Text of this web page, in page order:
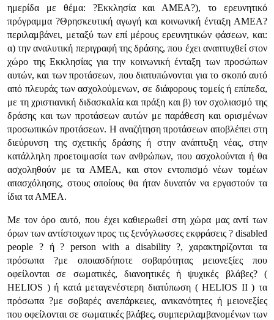
ημερίδα με θέμα: ?Εκκλησία και ΑΜΕΑ?), το ερευνητικό
πρόγραμμα ?Θρησκευτική αγωγή και κοινωνική ένταξη ΑΜΕΑ?
περιλαμβάνει, μεταξύ των επί μέρους ερευνητικών φάσεων, και:
α) την αναλυτική περιγραφή της δράσης, που έχει αναπτυχθεί στον
χώρο της Εκκλησίας για την κοινωνική ένταξη των προσώπων
αυτών, και των προτάσεων, που διατυπώνονται για το σκοπό αυτό
από πλευράς των ασχολούμενων, σε διάφορους τομείς ή επίπεδα,
με τη χριστιανική διδασκαλία και πράξη και β) τον σχολιασμό της
δράσης και των προτάσεων αυτών με παράθεση και ορισμένων
προσωπικών προτάσεων. Η αναζήτηση προτάσεων αποβλέπει στη
διεύρυνση της σχετικής δράσης ή στην ανάπτυξη νέας, στην
κατάλληλη προετοιμασία των ανθρώπων, που ασχολούνται ή θα
ασχοληθούν με τα ΑΜΕΑ, και στον εντοπισμό νέων τομέων
απασχόλησης, στους οποίους θα ήταν δυνατόν να εργαστούν τα
ίδια τα ΑΜΕΑ.
Με τον όρο αυτό, που έχει καθιερωθεί στη χώρα μας αντί των
όρων των αντίστοιχων προς τις ξενόγλωσσες εκφράσεις ? disabled
people ? ή ? person with a disability ?, χαρακτηρίζονται τα
πρόσωπα ?με οποιασδήποτε σοβαρότητας μειονεξίες που
οφείλονται σε σωματικές, διανοητικές ή ψυχικές βλάβες? (
HELIOS ) ή κατά μεταγενέστερη διατύπωση ( HELIOS II ) τα
πρόσωπα ?με σοβαρές ανεπάρκειες, ανικανότητες ή μειονεξίες
που οφείλονται σε σωματικές βλάβες, συμπεριλαμβανομένων των